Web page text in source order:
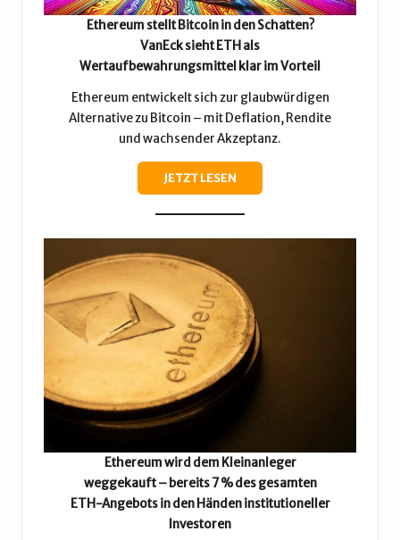
Ethereum stellt Bitcoin in den Schatten?
VanEck sieht ETH als
Wertaufbewahrungsmittel klar im Vorteil
Ethereum entwickelt sich zur glaubwürdigen
Alternative zu Bitcoin – mit Deflation, Rendite
und wachsender Akzeptanz.
JETZT LESEN
Ethereum wird dem Kleinanleger
weggekauft – bereits 7 % des gesamten
ETH-Angebots in den Händen institutioneller
Investoren